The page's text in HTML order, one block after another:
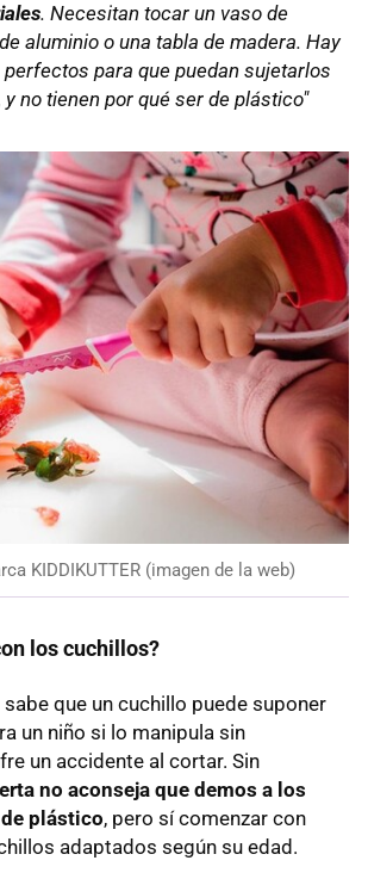
. Necesitan tocar un vaso de
aluminio o una tabla de madera. Hay
perfectos para que puedan sujetarlos
no tienen por qué ser de plástico"
KIDDIKUTTER (imagen de la web)
los cuchillos?
que un cuchillo puede suponer
un niño si lo manipula sin
un accidente al cortar. Sin
no aconseja que demos a los
plástico, pero sí comenzar con
adaptados según su edad.